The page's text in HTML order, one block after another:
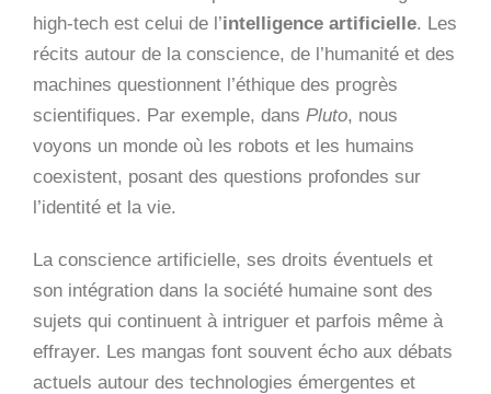
high-tech est celui de l’intelligence artificielle. Les
récits autour de la conscience, de l’humanité et des
machines questionnent l’éthique des progrès
scientifiques. Par exemple, dans Pluto, nous
voyons un monde où les robots et les humains
coexistent, posant des questions profondes sur
l’identité et la vie.
La conscience artificielle, ses droits éventuels et
son intégration dans la société humaine sont des
sujets qui continuent à intriguer et parfois même à
effrayer. Les mangas font souvent écho aux débats
actuels autour des technologies émergentes et